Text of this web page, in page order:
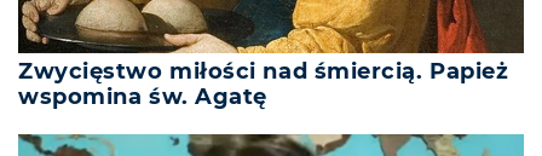
Zwycięstwo miłości nad śmiercią. Papież
wspomina św. Agatę